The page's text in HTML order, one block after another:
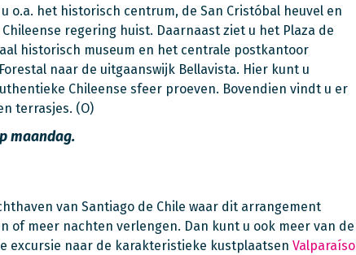
o.a. het historisch centrum, de San Cristóbal heuvel en
regering huist. Daarnaast ziet u het Plaza de
historisch museum en het centrale postkantoor
naar de uitgaanswijk Bellavista. Hier kunt u
Chileense sfeer proeven. Bovendien vindt u er
terrasjes. (O)
maandag.
van Santiago de Chile waar dit arrangement
of meer nachten verlengen. Dan kunt u ook meer van de
excursie naar de karakteristieke kustplaatsen Valparaíso